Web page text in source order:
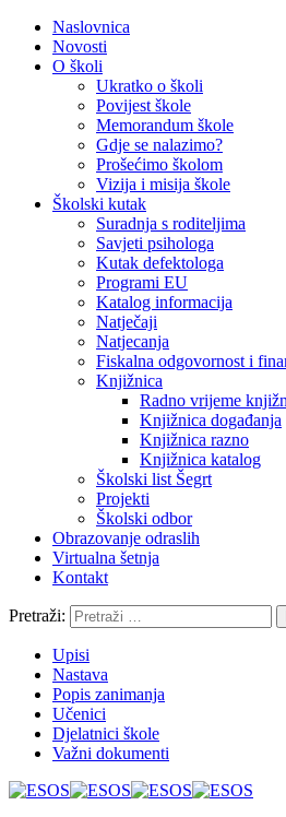
Naslovnica
Novosti
O školi
Ukratko o školi
Povijest škole
Memorandum škole
Gdje se nalazimo?
Prošećimo školom
Vizija i misija škole
Školski kutak
Suradnja s roditeljima
Savjeti psihologa
Kutak defektologa
Programi EU
Katalog informacija
Natječaji
Natjecanja
Fiskalna odgovornost i
Knjižnica
Radno vrijeme
Knjižnica događanja
Knjižnica razno
Knjižnica katalog
Školski list Šegrt
Projekti
Školski odbor
Obrazovanje odraslih
Virtualna šetnja
Kontakt
Pretraži:
Upisi
Nastava
Popis zanimanja
Učenici
Djelatnici škole
Važni dokumenti